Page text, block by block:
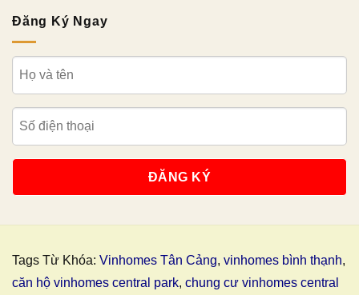
Đăng Ký Ngay
Tags Từ Khóa: Vinhomes Tân Cảng, vinhomes bình thạnh,
căn hộ vinhomes central park, chung cư vinhomes central